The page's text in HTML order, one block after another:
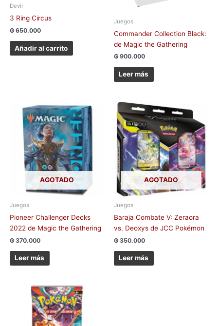
Devir
3 Ring Circus
₲ 650.000
Añadir al carrito
Juegos
Commander Collection Black:
de Magic the Gathering
₲ 900.000
Leer más
AGOTADO
Juegos
Pioneer Challenger Decks
2022 de Magic the Gathering
₲ 370.000
Leer más
AGOTADO
Juegos
Baraja Combate V: Zeraora
vs. Deoxys de JCC Pokémon
₲ 350.000
Leer más